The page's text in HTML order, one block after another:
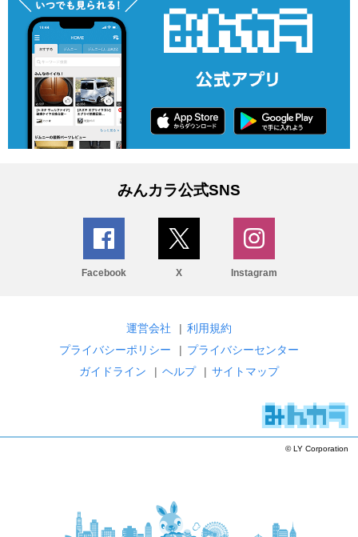
みんカラ公式SNS
Facebook X Instagram
運営会社 | 利用規約
プライバシーポリシー
| プライバシーセンター
ガイドライン
| ヘルプ | サイトマップ
© LY Corporation